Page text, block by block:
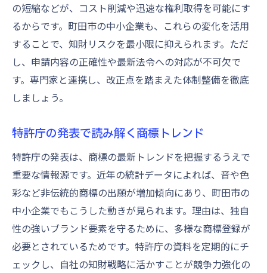
の短縮などが、コスト削減や迅速な権利取得を可能にす
るからです。町田市の中小企業も、これらの変化を活用
することで、知財リスクを最小限に抑えられます。ただ
し、申請内容の正確性や最新法令への対応が不可欠で
す。専門家と連携し、改正点を踏まえた体制整備を徹底
しましょう。
特許庁の発表で読み解く商標トレンド
特許庁の発表は、商標の最新トレンドを把握するうえで
重要な情報源です。近年の統計データによれば、音や色
彩など非伝統的商標の出願が増加傾向にあり、町田市の
中小企業でもこうした動きが見られます。理由は、独自
性の強いブランド要素を守るために、多様な商標登録が
必要とされているためです。特許庁の資料を定期的にチ
ェックし、自社の知財戦略に活かすことが競争力強化の